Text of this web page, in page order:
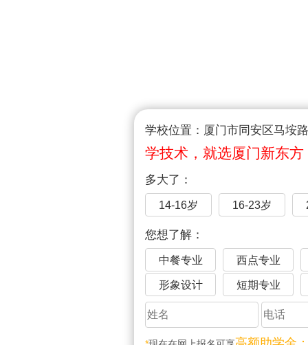
学校位置：厦门市同安区马垵
学技术，就选厦门新东方
多大了：
14-16岁 16-23岁
您想了解：
中餐专业 西点专业
形象设计 短期专业